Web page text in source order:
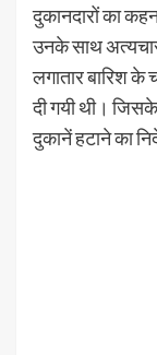
दुकानदारों का
उनके साथ
लगातार बारिश के
दी गयी थी।
दुकानें हटाने का